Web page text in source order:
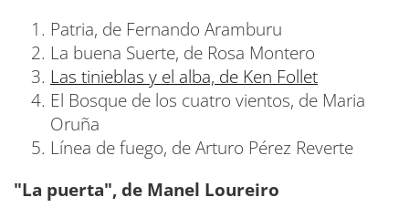
Patria, de Fernando Aramburu
La buena Suerte, de Rosa Montero
Las tinieblas y el alba, de Ken Follet
El Bosque de los cuatro vientos, de Maria
Oruña
Línea de fuego, de Arturo Pérez Reverte
"La puerta", de Manel Loureiro